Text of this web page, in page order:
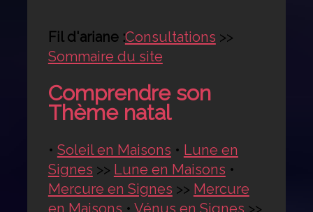
Fil d'ariane :Consultations >>
Sommaire du site
Comprendre son
Thème natal
• Soleil en Maisons • Lune en
Signes >> Lune en Maisons •
Mercure en Signes >> Mercure
en Maisons • Vénus en Signes >>